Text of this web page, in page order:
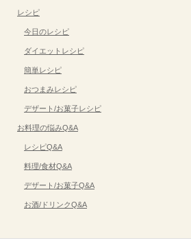
レシピ
今日のレシピ
ダイエットレシピ
簡単レシピ
おつまみレシピ
デザート/お菓子レシピ
お料理の悩みQ&A
レシピQ&A
料理/食材Q&A
デザート/お菓子Q&A
お酒/ドリンクQ&A